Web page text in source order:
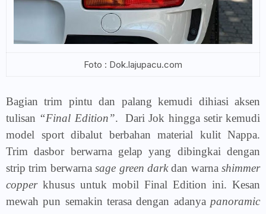
Foto : Dok.lajupacu.com
Bagian trim pintu dan palang kemudi dihiasi aksen
tulisan “Final Edition”.
Dari Jok hingga setir kemudi
model sport dibalut berbahan material kulit Nappa.
Trim dasbor berwarna gelap yang dibingkai dengan
strip trim berwarnasage green darkdan warna shimmer
copperkhusus untuk mobil Final Edition ini. Kesan
mewah pun semakin terasa dengan adanya panoramic